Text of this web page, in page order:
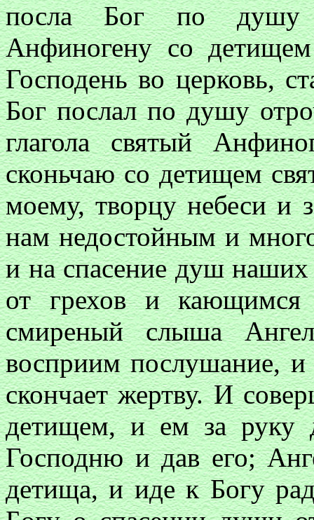
посла Бог по душу
Анфиногену со
Господень во церковь,
Бог послал по душу
глагола святый
сконьчаю со детищем
моему, творцу небеси и
нам недостойным и
и на спасение душ
от грехов и кающимся
смиреный слыша
восприим послушание,
скончает жертву. И
детищем, и ем за руку
Господню и дав его;
детища, и иде к Богу